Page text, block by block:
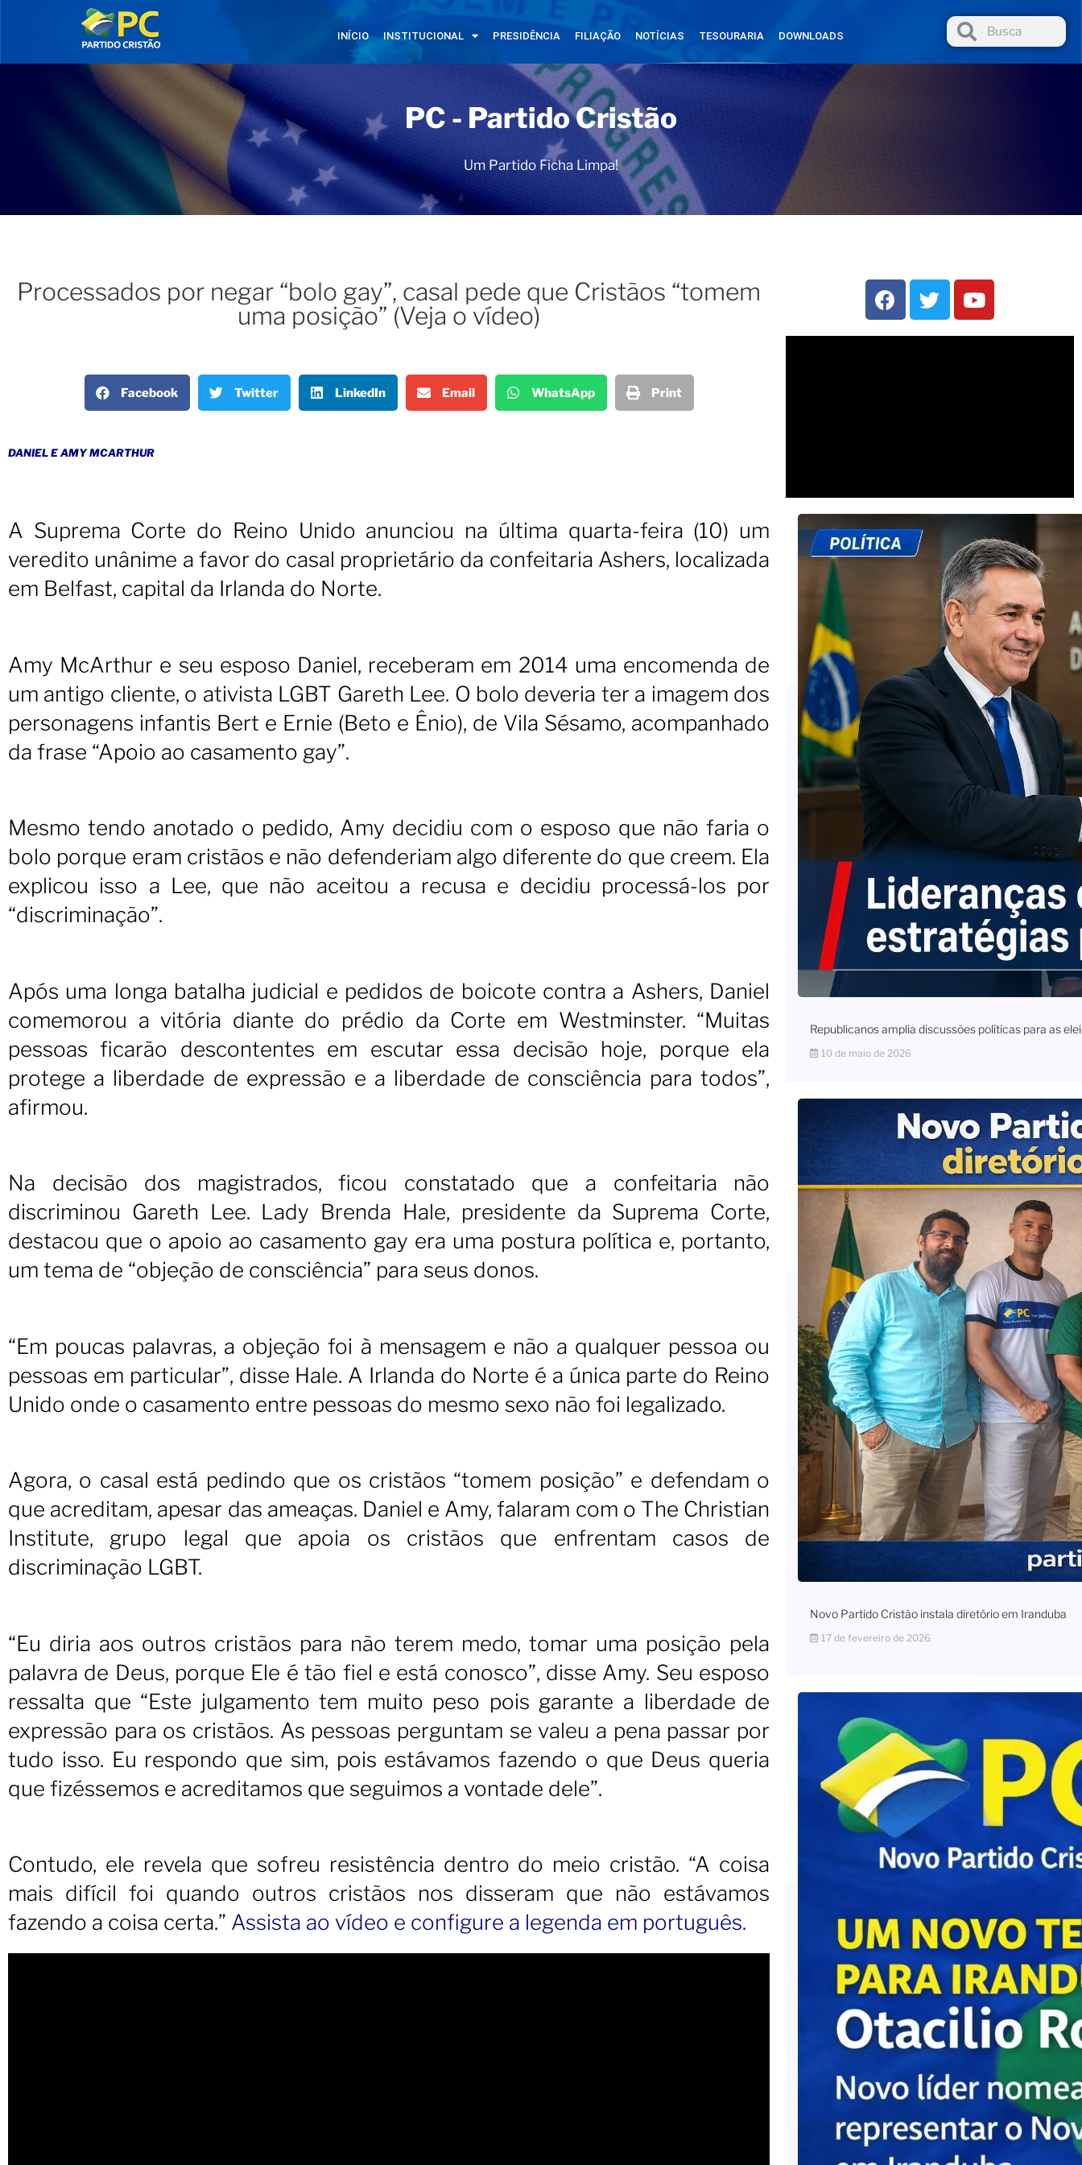
INÍCIO INSTITUCIONAL PRESIDÊNCIA FILIAÇÃO NOTÍCIAS TESOURARIA DOWNLOADS
PC - Partido Cristão
Um Partido Ficha Limpa!
Processados por negar “bolo gay”, casal pede que Cristãos “tomem
uma posição” (Veja o vídeo)
Facebook Twitter LinkedIn Email WhatsApp Print
DANIEL E AMY MCARTHUR
A Suprema Corte do Reino Unido anunciou na última quarta-feira (10) um
veredito unânime a favor do casal proprietário da confeitaria Ashers, localizada
em Belfast, capital da Irlanda do Norte.
Amy McArthur e seu esposo Daniel, receberam em 2014 uma encomenda de
um antigo cliente, o ativista LGBT Gareth Lee. O bolo deveria ter a imagem dos
personagens infantis Bert e Ernie (Beto e Ênio), de Vila Sésamo, acompanhado
da frase “Apoio ao casamento gay”.
Mesmo tendo anotado o pedido, Amy decidiu com o esposo que não faria o
bolo porque eram cristãos e não defenderiam algo diferente do que creem. Ela
explicou isso a Lee, que não aceitou a recusa e decidiu processá-los por
“discriminação”.
Após uma longa batalha judicial e pedidos de boicote contra a Ashers, Daniel
comemorou a vitória diante do prédio da Corte em Westminster. “Muitas
pessoas ficarão descontentes em escutar essa decisão hoje, porque ela
protege a liberdade de expressão e a liberdade de consciência para todos”,
afirmou.
Na decisão dos magistrados, ficou constatado que a confeitaria não
discriminou Gareth Lee. Lady Brenda Hale, presidente da Suprema Corte,
destacou que o apoio ao casamento gay era uma postura política e, portanto,
um tema de “objeção de consciência” para seus donos.
“Em poucas palavras, a objeção foi à mensagem e não a qualquer pessoa ou
pessoas em particular”, disse Hale. A Irlanda do Norte é a única parte do Reino
Unido onde o casamento entre pessoas do mesmo sexo não foi legalizado.
Agora, o casal está pedindo que os cristãos “tomem posição” e defendam o
que acreditam, apesar das ameaças. Daniel e Amy, falaram com o The Christian
Institute, grupo legal que apoia os cristãos que enfrentam casos de
discriminação LGBT.
“Eu diria aos outros cristãos para não terem medo, tomar uma posição pela
palavra de Deus, porque Ele é tão fiel e está conosco”, disse Amy. Seu esposo
ressalta que “Este julgamento tem muito peso pois garante a liberdade de
expressão para os cristãos. As pessoas perguntam se valeu a pena passar por
tudo isso. Eu respondo que sim, pois estávamos fazendo o que Deus queria
que fizéssemos e acreditamos que seguimos a vontade dele”.
Contudo, ele revela que sofreu resistência dentro do meio cristão. “A coisa
mais difícil foi quando outros cristãos nos disseram que não estávamos
fazendo a coisa certa.” Assista ao vídeo e configure a legenda em português.
Republicanos amplia discussões políticas para as
10 de maio de 2026
Novo Partido Cristão instala diretório em Iranduba
17 de fevereiro de 2026